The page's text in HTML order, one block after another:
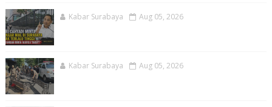
Kabar Surabaya Aug 05, 2026
Kabar Surabaya Aug 05, 2026